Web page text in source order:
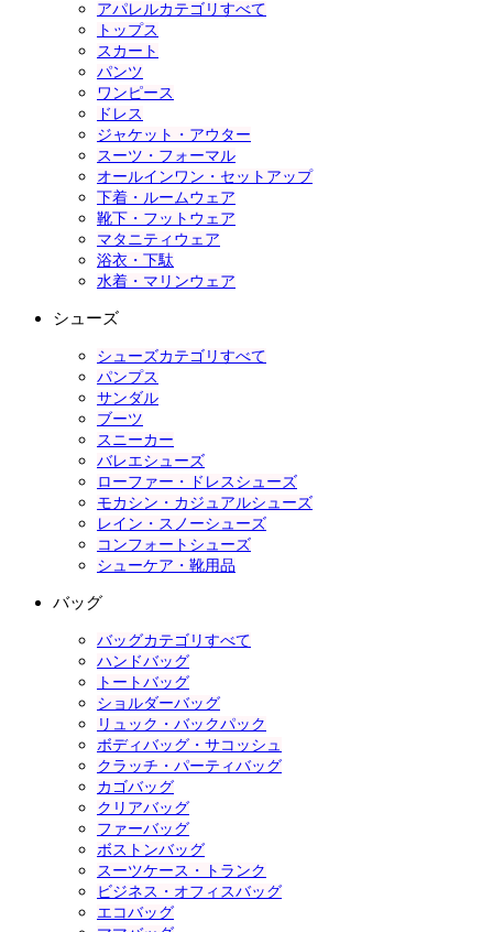
アパレルカテゴリすべて
トップス
スカート
パンツ
ワンピース
ドレス
ジャケット・アウター
スーツ・フォーマル
オールインワン・セットアップ
下着・ルームウェア
靴下・フットウェア
マタニティウェア
浴衣・下駄
水着・マリンウェア
シューズ
シューズカテゴリすべて
パンプス
サンダル
ブーツ
スニーカー
バレエシューズ
ローファー・ドレスシューズ
モカシン・カジュアルシューズ
レイン・スノーシューズ
コンフォートシューズ
シューケア・靴用品
バッグ
バッグカテゴリすべて
ハンドバッグ
トートバッグ
ショルダーバッグ
リュック・バックパック
ボディバッグ・サコッシュ
クラッチ・パーティバッグ
カゴバッグ
クリアバッグ
ファーバッグ
ボストンバッグ
スーツケース・トランク
ビジネス・オフィスバッグ
エコバッグ